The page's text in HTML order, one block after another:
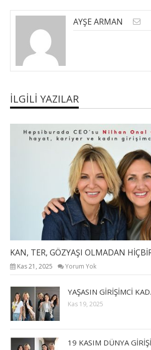
AYŞE ARMAN
İLGILI YAZILAR
KAN, TER, GÖZYAŞI OLMADAN
Kas 21, 2025 Yorum Yok
YAŞASIN GİRİŞİMCİ
Kas 19, 2025
19 KASIM DÜNYA